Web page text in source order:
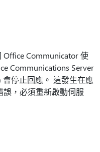
Communicator 使
Communications Server
會停止回應。 這發生在應
，必須重新啟動伺服